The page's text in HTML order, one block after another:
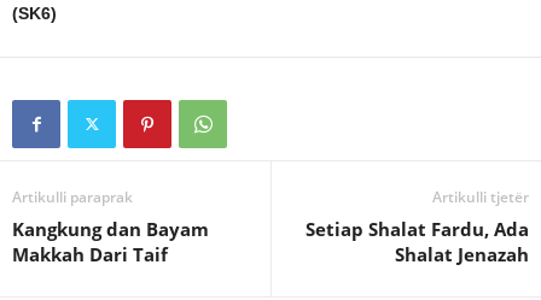
(SK6)
Artikulli paraprak
Kangkung dan Bayam
Makkah Dari Taif
Artikulli tjetër
Setiap Shalat Fardu, Ada
Shalat Jenazah